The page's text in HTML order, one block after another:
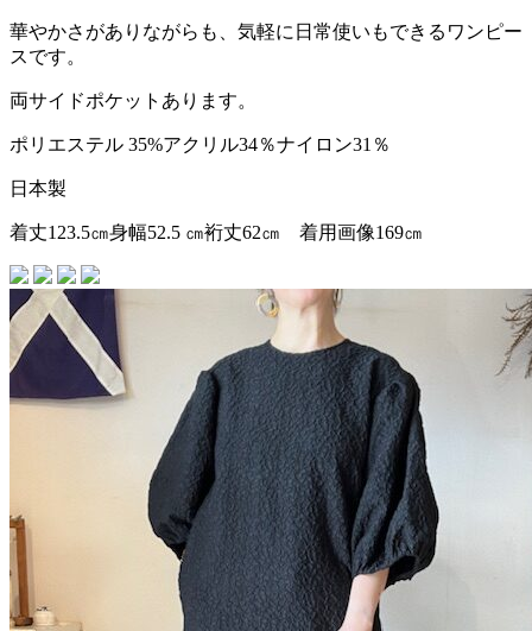
華やかさがありながらも、気軽に日常使いもできるワンピー
スです。
両サイドポケットあります。
ポリエステル 35%アクリル34％ナイロン31％
日本製
着丈123.5㎝身幅52.5 ㎝裄丈62㎝ 着用画像169㎝